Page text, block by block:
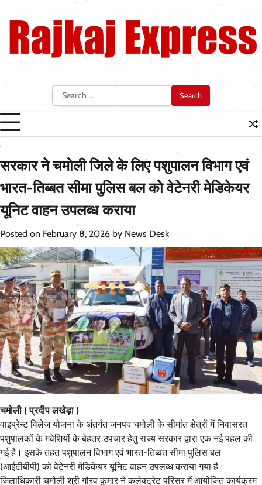
content
Search
for:
सरकार ने चमोली जिले के लिए पशुपालन विभाग एवं
भारत-तिब्बत सीमा पुलिस बल को वेटेनरी मेडिकेयर
यूनिट वाहन उपलब्ध कराया
Posted on February 8, 2026 by News Desk
चमोली ( प्रदीप लखेड़ा )
वाइब्रेन्ट विलेज योजना के अंतर्गत जनपद चमोली के सीमांत क्षेत्रों में निवासरत
पशुपालकों के मवेशियों के बेहतर उपचार हेतु राज्य सरकार द्वारा एक नई पहल की
गई है। इसके तहत पशुपालन विभाग एवं भारत-तिब्बत सीमा पुलिस बल
(आईटीबीपी) को वेटेनरी मेडिकेयर यूनिट वाहन उपलब्ध कराया गया है।
जिलाधिकारी चमोली श्री गौरव कुमार ने कलेक्ट्रेट परिसर में आयोजित कार्यक्रम